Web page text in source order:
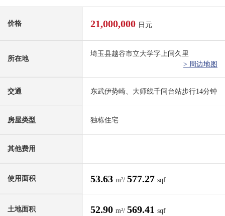
价格 21,000,000 日元
所在地
埼玉县越谷市立大学字上间久里
> 周边地图
交通 东武伊势崎、大师线千间台站步行14分钟
房屋类型 独栋住宅
其他费用
使用面积 53.63 m²/ 577.27 sqf
土地面积 52.90 m²/ 569.41 sqf